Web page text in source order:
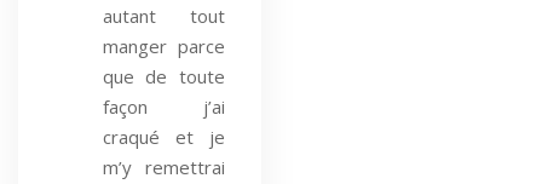
autant tout
manger parce
que de toute
façon j’ai
craqué et je
m’y remettrai